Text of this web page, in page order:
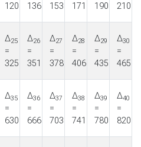
120
136
153
171
190
210
Δ25
=
325
Δ26
=
351
Δ27
=
378
Δ28
=
406
Δ29
=
435
Δ30
=
465
Δ35
=
630
Δ36
=
666
Δ37
=
703
Δ38
=
741
Δ39
=
780
Δ40
=
820